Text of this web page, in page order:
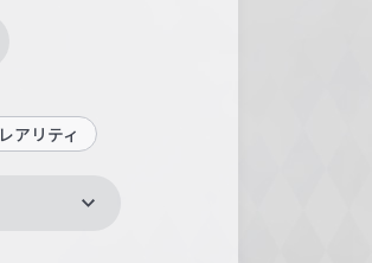
レアリティ